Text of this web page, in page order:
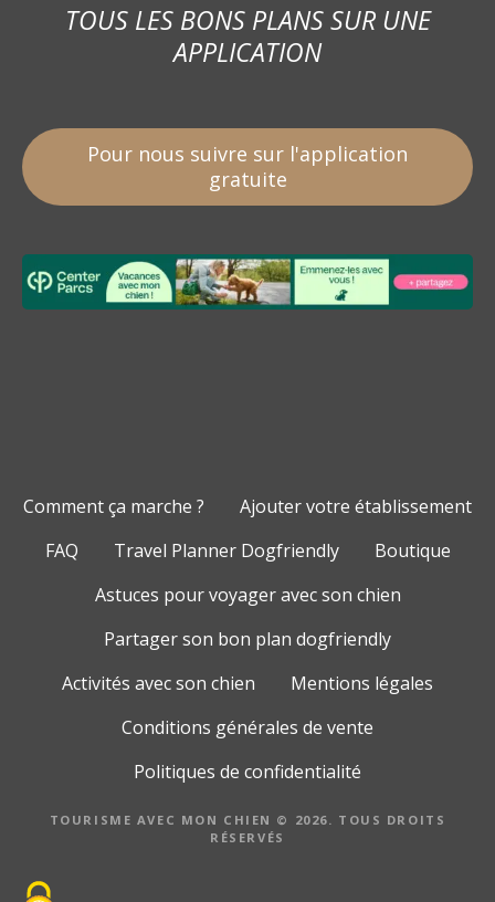
TOUS LES BONS PLANS SUR UNE
APPLICATION
Pour nous suivre sur l'application
gratuite
Comment ça marche ?
Ajouter votre établissement
FAQ
Travel Planner Dogfriendly
Boutique
Astuces pour voyager avec son chien
Partager son bon plan dogfriendly
Activités avec son chien
Mentions légales
Conditions générales de vente
Politiques de confidentialité
TOURISME AVEC MON CHIEN © 2026. TOUS DROITS
RÉSERVÉS